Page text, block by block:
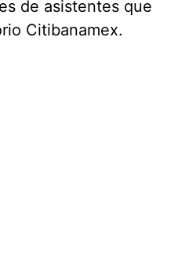
de asistentes que
Citibanamex.